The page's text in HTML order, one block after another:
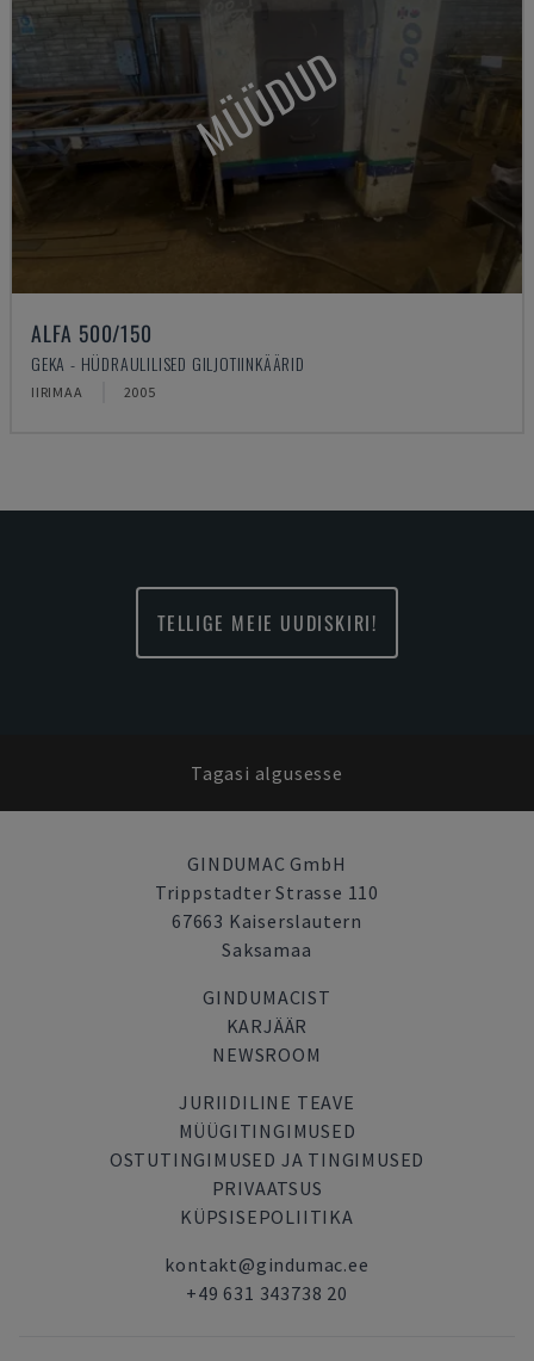
MÜÜDUD
ALFA 500/150
GEKA - HÜDRAULILISED GILJOTIINKÄÄRID
IIRIMAA 2005
TELLIGE MEIE UUDISKIRI!
Tagasi algusesse
GINDUMAC GmbH
Trippstadter Strasse 110
67663 Kaiserslautern
Saksamaa
GINDUMACIST
KARJÄÄR
NEWSROOM
JURIIDILINE TEAVE
MÜÜGITINGIMUSED
OSTUTINGIMUSED JA TINGIMUSED
PRIVAATSUS
KÜPSISEPOLIITIKA
kontakt@gindumac.ee
+49 631 343738 20